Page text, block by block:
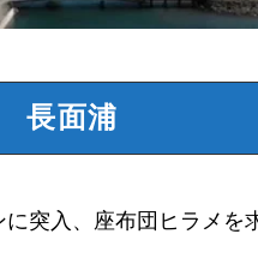
長面浦
突入、座布団ヒラメを